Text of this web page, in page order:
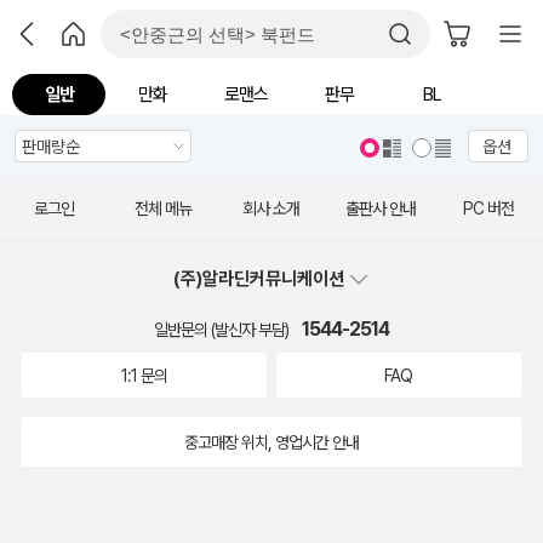
일반 만화 로맨스 판무 BL
옵션
로그인 전체 메뉴 회사 소개 출판사 안내 PC 버전
(주)알라딘커뮤니케이션
일반문의 (발신자 부담) 1544-2514
1:1 문의 FAQ
중고매장 위치, 영업시간 안내